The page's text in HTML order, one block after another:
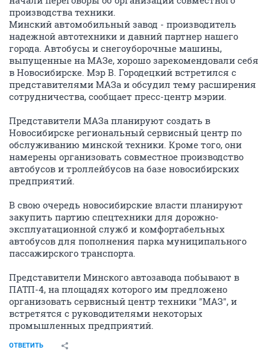
производства техники.
Минский автомобильный завод - производитель
надежной автотехники и давний партнер нашего
города. Автобусы и снегоуборочные машины,
выпущенные на МАЗе, хорошо зарекомендовали себя
в Новосибирске. Мэр В. Городецкий встретился с
представителями МАЗа и обсудил тему расширения
сотрудничества, сообщает пресс-центр мэрии.
Представители МАЗа планируют создать в
Новосибирске региональный сервисный центр по
обслуживанию минской техники. Кроме того, они
намерены организовать совместное производство
автобусов и троллейбусов на базе новосибирских
предприятий.
В свою очередь новосибирские власти планируют
закупить партию спецтехники для дорожно-
эксплуатационной служб и комфортабельных
автобусов для пополнения парка муниципального
пассажирского транспорта.
Представители Минского автозавода побывают в
ПАТП-4, на площадях которого им предложено
организовать сервисный центр техники "МАЗ", и
встретятся с руководителями некоторых
промышленных предприятий.
ОТВЕТИТЬ